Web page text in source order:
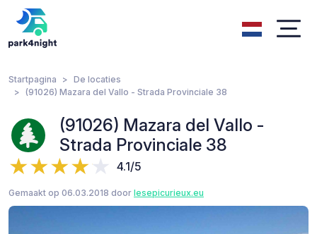
Startpagina
De locaties
(91026) Mazara del Vallo - Strada Provinciale 38
(91026) Mazara del Vallo -
Strada Provinciale 38
4.1/5
Gemaakt op 06.03.2018 door lesepicurieux.eu